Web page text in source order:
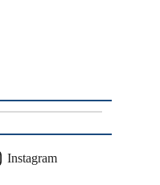
Instagram